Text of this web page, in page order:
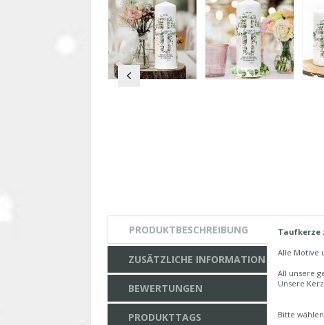
PRODUKTBESCHREIBUNG
ZUSÄTZLICHE INFORMATION
BEWERTUNGEN
PRODUKTTAGS
Taufkerze
Alle Motive
All unsere
Unsere
Bitte